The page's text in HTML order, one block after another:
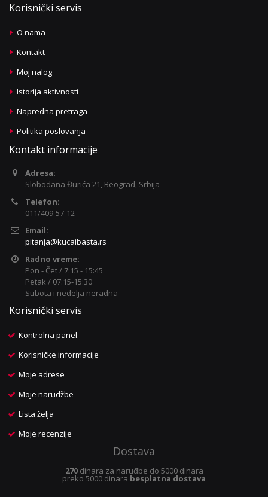
Korisnički servis
O nama
Kontakt
Moj nalog
Istorija aktivnosti
Napredna pretraga
Politika poslovanja
Kontakt informacije
Adresa:
Slobodana Đurića 21, Beograd, Srbija
Telefon:
011/409-57-12
Email:
pitanja@kucaibasta.rs
Radno vreme:
Pon - Čet / 7:15 - 15:45
Petak / 07:15-15:30
Subota i nedelja neradna
Korisnički servis
Kontrolna panel
Korisničke informacije
Moje adrese
Moje narudžbe
Lista želja
Moje recenzije
Dostava
270dinara za naruđbe do 5000 dinara
preko 5000 dinara besplatna dostava